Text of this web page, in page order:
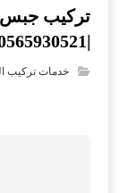
تركيب جبس
|0565930521
خدمات تركيب